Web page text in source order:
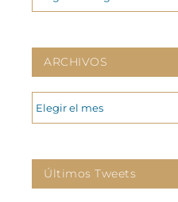
ARCHIVOS
ARCHIVOS
Últimos Tweets